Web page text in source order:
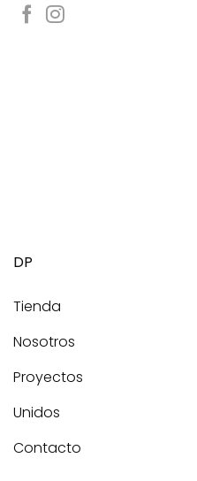
DP
Tienda
Nosotros
Proyectos
Unidos
Contacto